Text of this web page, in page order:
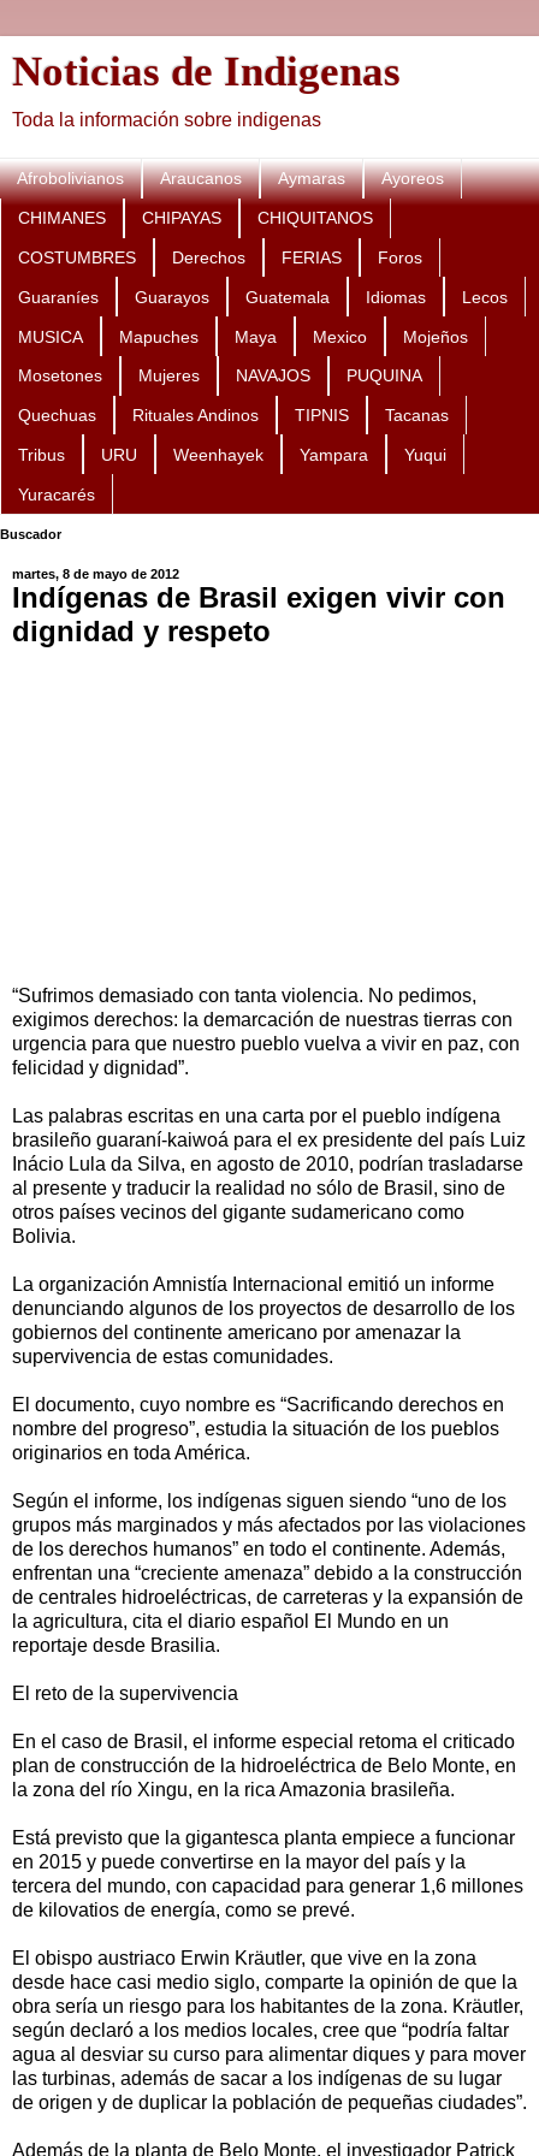
Noticias de Indigenas
Toda la información sobre indigenas
Afrobolivianos Araucanos Aymaras Ayoreos
CHIMANES CHIPAYAS CHIQUITANOS
COSTUMBRES Derechos FERIAS Foros
Guaraníes Guarayos Guatemala Idiomas Lecos
MUSICA Mapuches Maya Mexico Mojeños
Mosetones Mujeres NAVAJOS PUQUINA
Quechuas Rituales Andinos TIPNIS Tacanas
Tribus URU Weenhayek Yampara Yuqui
Yuracarés
Buscador
martes, 8 de mayo de 2012
Indígenas de Brasil exigen vivir con
dignidad y respeto
“Sufrimos demasiado con tanta violencia. No pedimos,
exigimos derechos: la demarcación de nuestras tierras con
urgencia para que nuestro pueblo vuelva a vivir en paz, con
felicidad y dignidad”.
Las palabras escritas en una carta por el pueblo indígena
brasileño guaraní-kaiwoá para el ex presidente del país Luiz
Inácio Lula da Silva, en agosto de 2010, podrían trasladarse
al presente y traducir la realidad no sólo de Brasil, sino de
otros países vecinos del gigante sudamericano como
Bolivia.
La organización Amnistía Internacional emitió un informe
denunciando algunos de los proyectos de desarrollo de los
gobiernos del continente americano por amenazar la
supervivencia de estas comunidades.
El documento, cuyo nombre es “Sacrificando derechos en
nombre del progreso”, estudia la situación de los pueblos
originarios en toda América.
Según el informe, los indígenas siguen siendo “uno de los
grupos más marginados y más afectados por las violaciones
de los derechos humanos” en todo el continente. Además,
enfrentan una “creciente amenaza” debido a la construcción
de centrales hidroeléctricas, de carreteras y la expansión de
la agricultura, cita el diario español El Mundo en un
reportaje desde Brasilia.
El reto de la supervivencia
En el caso de Brasil, el informe especial retoma el criticado
plan de construcción de la hidroeléctrica de Belo Monte, en
la zona del río Xingu, en la rica Amazonia brasileña.
Está previsto que la gigantesca planta empiece a funcionar
en 2015 y puede convertirse en la mayor del país y la
tercera del mundo, con capacidad para generar 1,6 millones
de kilovatios de energía, como se prevé.
El obispo austriaco Erwin Kräutler, que vive en la zona
desde hace casi medio siglo, comparte la opinión de que la
obra sería un riesgo para los habitantes de la zona. Kräutler,
según declaró a los medios locales, cree que “podría faltar
agua al desviar su curso para alimentar diques y para mover
las turbinas, además de sacar a los indígenas de su lugar
de origen y de duplicar la población de pequeñas ciudades”.
Además de la planta de Belo Monte, el investigador Patrick